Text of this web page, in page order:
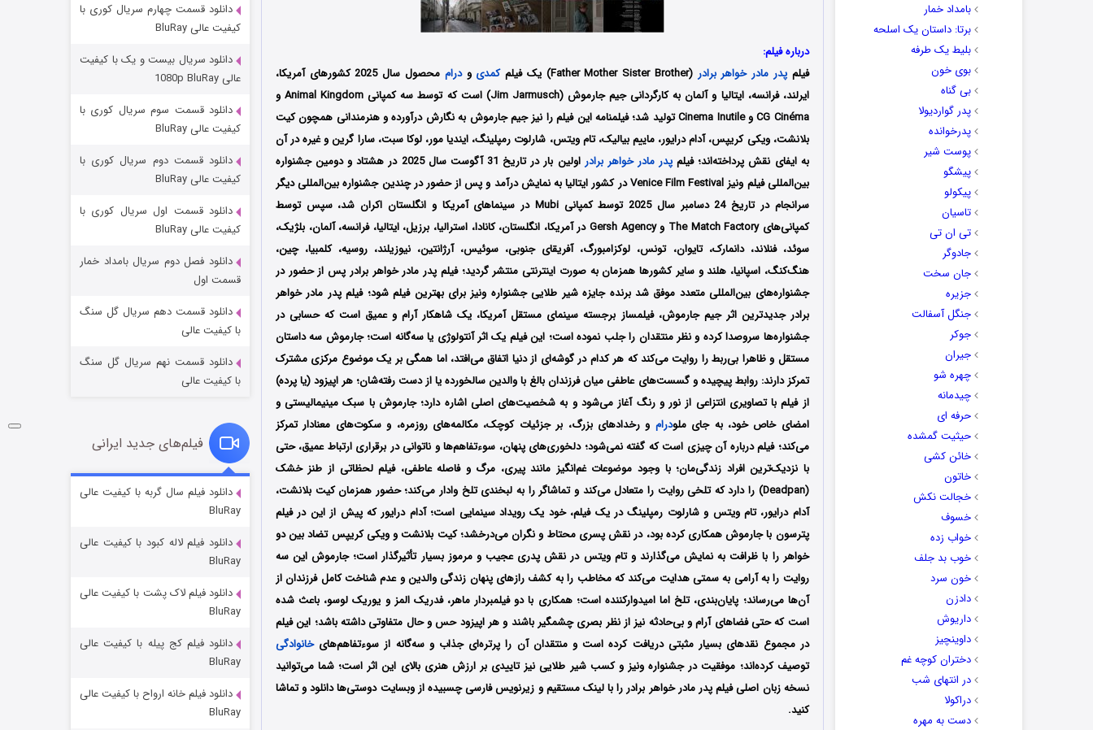
بامداد خمار
برتا: داستان یک اسلحه
بلیط یک‌‌ طرفه
بوی خون
بی گناه
پدر گواردیولا
پدرخوانده
پوست شیر
پیشگو
پیکولو
تاسیان
تی ان تی
جادوگر
جان سخت
جزیره
جنگل آسفالت
جوکر
جیران
چهره شو
چیدمانه
حرفه ای
حیثیت گمشده
خائن کشی
خاتون
خجالت نکش
خسوف
خواب زده
خوب بد جلف
خون سرد
دادزن
داریوش
داوینچیز
دختران کوچه غم
در انتهای شب
دراکولا
دست به مهره
درباره فیلم:
فیلمپدر مادر خواهر برادر (Father Mother Sister Brother) یک فیلم کمدی ودرام
محصول سال 2025 کشورهای آمریکا،
ایرلند، فرانسه، ایتالیا و آلمان به کارگردانی جیم جارموش (Jim Jarmusch) است که توسط سه کمپانی‌ Animal Kingdom و
CG Cinéma و Cinema Inutile تولید شد؛ فیلمنامه این فیلم را نیز جیم جارموش
به نگارش درآورده و هنرمندانی همچونکیت
بلانشت، ویکی کریپس، آدام درایور، ماییم بیالیک، تام ویتس، شارلوت رمپلینگ، ایندیا مور، لوکا سبت، سارا گرینو غیره در آن
به ایفای نقش پرداخته‌اند؛ فیلم پدر مادر خواهر برادر
اولین بار در تاریخ 31 آگوست سال 2025 در هشتاد و دومین جشنواره
بین‌المللی فیلم ونیز Venice Film Festival در کشور ایتالیا به نمایش درآمد و پس از حضور در چندین جشنواره بین‌المللی دیگر
سرانجام در تاریخ 24 دسامبر سال 2025 توسط کمپانی‌ Mubi در سینماهای آمریکا و انگلستان اکران شد، سپس توسط
کمپانی‌های The Match Factory و Gersh Agency
در آمریکا، انگلستان، کانادا، استرالیا، برزیل، ایتالیا، فرانسه، آلمان، بلژیک،
سوئد، فنلاند، دانمارک، تایوان، تونس، لوکزامبورگ، آفریقای جنوبی، سوئیس، آرژانتین، نیوزیلند، روسیه، کلمبیا، چین،
هنگ‌کنگ، اسپانیا، هلند و سایر کشورها همزمان به صورت اینترنتی منتشر گردید؛ فیلم پدر مادر خواهر برادر پس از حضور در
جشنواره‌‌‌‌‌های بین‌المللی متعدد موفق شد برنده جایزه شیر طلایی جشنواره ونیز برای بهترین فیلم شود؛ فیلم پدر مادر خواهر
برادر جدیدترین اثر جیم جارموش، فیلمساز برجسته سینمای مستقل آمریکا، یک شاهکار آرام و عمیق است که حسابی در
جشنواره‌ها سروصدا کرده و نظر منتقدان را جلب نموده است؛ این فیلم یک اثر آنتولوژی یا سه‌گانه است؛ جارموش سه داستان
مستقل و ظاهرا بی‌ربط را روایت می‌کند که هر کدام در گوشه‌ای از دنیا اتفاق می‌افتد، اما همگی بر یک موضوع مرکزی مشترک
تمرکز دارند: روابط پیچیده و گسست‌های عاطفی میان فرزندان بالغ با والدین سالخورده یا از دست رفته‌شان؛ هر اپیزود (یا پرده)
از فیلم با تصاویری انتزاعی از نور و رنگ آغاز می‌شود و به شخصیت‌های اصلی اشاره دارد؛ جارموش با سبک مینیمالیستی و
امضای خاص خود، به جای ملودرام و رخدادهای بزرگ، بر جزئیات کوچک، مکالمه‌های روزمره، و سکوت‌های معنادار تمرکز
می‌کند؛ فیلم درباره آن چیزی است که گفته نمی‌شود؛ دلخوری‌های پنهان، سوءتفاهم‌ها و ناتوانی در برقراری ارتباط عمیق، حتی
با نزدیک‌ترین افراد زندگی‌مان؛ با وجود موضوعات غم‌انگیز مانند پیری، مرگ و فاصله‌ عاطفی، فیلم لحظاتی از طنز خشک
(Deadpan) را دارد که تلخی روایت را متعادل می‌کند و تماشاگر را به لبخندی تلخ وادار می‌کند؛ حضور همزمان کیت بلانشت،
آدام درایور، تام ویتس و شارلوت رمپلینگ در یک فیلم، خود یک رویداد سینمایی است؛ آدام درایور که پیش از این در فیلم
پترسون با جارموش همکاری کرده بود، در نقش پسری محتاط و نگران می‌درخشد؛ کیت بلانشت و ویکی کریپس تضاد بین دو
خواهر را با ظرافت به نمایش می‌گذارند و تام ویتس در نقش پدری عجیب و مرموز بسیار تأثیرگذار است؛ جارموش این سه
روایت را به آرامی به سمتی هدایت می‌کند که مخاطب را به کشف رازهای پنهان زندگی والدین و عدم شناخت کامل فرزندان از
آن‌ها می‌رساند؛ پایان‌بندی، تلخ اما امیدوارکننده است؛ همکاری با دو فیلمبردار ماهر، فدریک المز و یوریک لوسو، باعث شده
است که حتی فضاهای آرام و بی‌حادثه نیز از نظر بصری چشمگیر باشند و هر اپیزود حس و حال متفاوتی داشته باشد؛ این فیلم
در مجموع نقدهای بسیار مثبتی دریافت کرده است و منتقدان آن را پرتره‌ای جذاب و سه‌گانه از سوءتفاهم‌هایخانوادگی
توصیف کرده‌اند؛ موفقیت در جشنواره ونیز و کسب شیر طلایی نیز تاییدی بر ارزش هنری بالای این اثر است؛ شما می‌توانید
نسخه زبان اصلی فیلم پدر مادر خواهر برادر را با ‌لینک مستقیم و زیرنویس فارسی چسبیده از وبسایت دوستی‌ها دانلود و تماشا
کنید.
مردگان متحرک: شهر مرده ۳
شکست استوارت در نجات جهان
قسمت ۷ (زیرنویس) منتشر شد
شوگر فصل ۲
قسمت
خاندان اژدها فصل ۳
دانلود قسمت چهارم سریال کوری با
کیفیت عالی BluRay
دانلود سریال بیست و یک با کیفیت
عالی 1080p BluRay
دانلود قسمت سوم سریال کوری با
کیفیت عالی BluRay
دانلود قسمت دوم سریال کوری با
کیفیت عالی BluRay
دانلود قسمت اول سریال کوری با
کیفیت عالی BluRay
دانلود فصل دوم سریال بامداد خمار
قسمت اول
دانلود قسمت دهم سریال گل سنگ
با کیفیت عالی
دانلود قسمت نهم سریال گل سنگ
با کیفیت عالی
فیلم‌های جدید ایرانی
دانلود فیلم سال گربه با کیفیت عالی
BluRay
دانلود فیلم لاله کبود با کیفیت عالی
BluRay
دانلود فیلم لاک پشت با کیفیت عالی
BluRay
دانلود فیلم کج‌ پیله با کیفیت عالی
BluRay
دانلود فیلم خانه ارواح با کیفیت عالی
BluRay